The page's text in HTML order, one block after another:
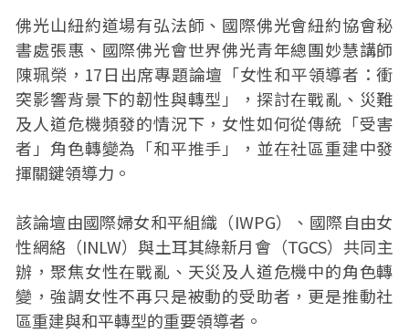
佛光山紐約道場有弘法師、國際佛光會紐約協會秘
書處張惠、國際佛光會世界佛光青年總團妙慧講師
陳珮榮，17日出席專題論壇「女性和平領導者：衝
突影響背景下的韌性與轉型」，探討在戰亂、災難
及人道危機頻發的情況下，女性如何從傳統「受害
者」角色轉變為「和平推手」，並在社區重建中發
揮關鍵領導力。
該論壇由國際婦女和平組織（IWPG）、國際自由女
性網絡（INLW）與土耳其綠新月會（TGCS）共同主
辦，聚焦女性在戰亂、天災及人道危機中的角色轉
變，強調女性不再只是被動的受助者，更是推動社
區重建與和平轉型的重要領導者。